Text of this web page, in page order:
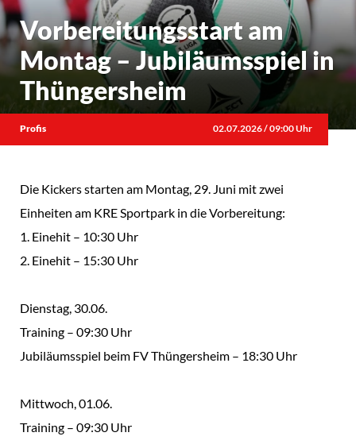
Vorbereitungsstart am
Montag – Jubiläumsspiel in
Thüngersheim
Profis 02.07.2026 / 09:00 Uhr
Die Kickers starten am Montag, 29. Juni mit zwei
Einheiten am KRE Sportpark in die Vorbereitung:
1. Einehit – 10:30 Uhr
2. Einehit – 15:30 Uhr
Dienstag, 30.06.
Training – 09:30 Uhr
Jubiläumsspiel beim FV Thüngersheim – 18:30 Uhr
Mittwoch, 01.06.
Training – 09:30 Uhr